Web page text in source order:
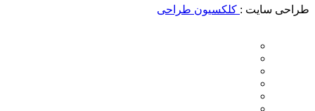
طراحی سایت : کلکسیون طراحی